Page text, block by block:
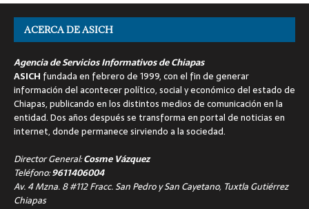
ACERCA DE ASICH
Agencia de Servicios Informativos de Chiapas
ASICH fundada en febrero de 1999, con el fin de generar
información del acontecer político, social y económico del estado de
Chiapas, publicando en los distintos medios de comunicación en la
entidad. Dos años después se transforma en portal de noticias en
internet, donde permanece sirviendo a la sociedad.
Director General:Cosme Vázquez
Teléfono:9611406004
Av. 4 Mzna. 8 #112 Fracc. San Pedro y San Cayetano, Tuxtla Gutiérrez
Chiapas